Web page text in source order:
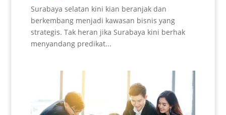
Surabaya selatan kini kian beranjak dan
berkembang menjadi kawasan bisnis yang
strategis. Tak heran jika Surabaya kini berhak
menyandang predikat...